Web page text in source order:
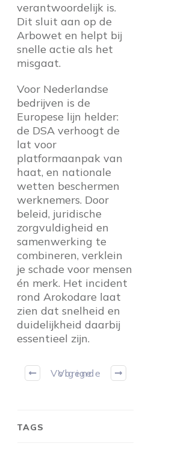
verantwoordelijk is.
Dit sluit aan op de
Arbowet en helpt bij
snelle actie als het
misgaat.
Voor Nederlandse
bedrijven is de
Europese lijn helder:
de DSA verhoogt de
lat voor
platformaanpak van
haat, en nationale
wetten beschermen
werknemers. Door
beleid, juridische
zorgvuldigheid en
samenwerking te
combineren, verklein
je schade voor mensen
én merk. Het incident
rond Arokodare laat
zien dat snelheid en
duidelijkheid daarbij
essentieel zijn.
Vorige
Volgende
TAGS